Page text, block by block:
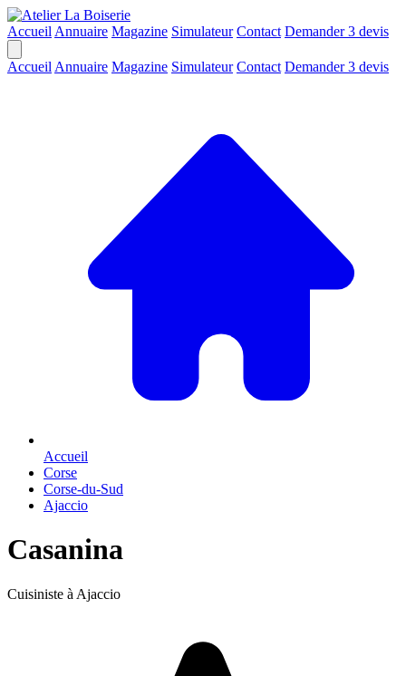
Accueil Annuaire Magazine Simulateur Contact Demander 3 devis
Accueil Annuaire Magazine Simulateur Contact Demander 3 devis
Accueil
Corse
Corse-du-Sud
Ajaccio
Casanina
Cuisiniste à Ajaccio